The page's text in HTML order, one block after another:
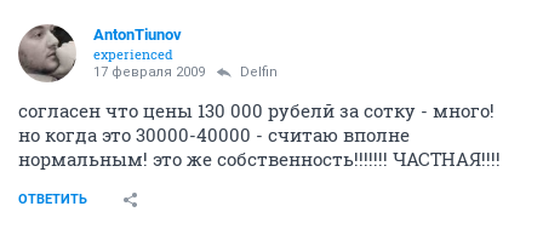
AntonTiunov
experienced
17 февраля 2009 Delfin
согласен что цены 130 000 рубелй за сотку - много!
но когда это 30000-40000 - считаю вполне
нормальным! это же собственность!!!!!!! ЧАСТНАЯ!!!!
ОТВЕТИТЬ